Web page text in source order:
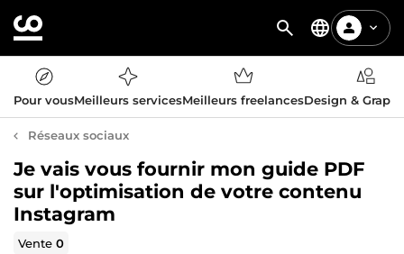
Pour vousMeilleurs servicesMeilleurs freelancesDesign &
Réseaux sociaux
Je vais vous fournir mon guide PDF
sur l'optimisation de votre contenu
Instagram
Vente0